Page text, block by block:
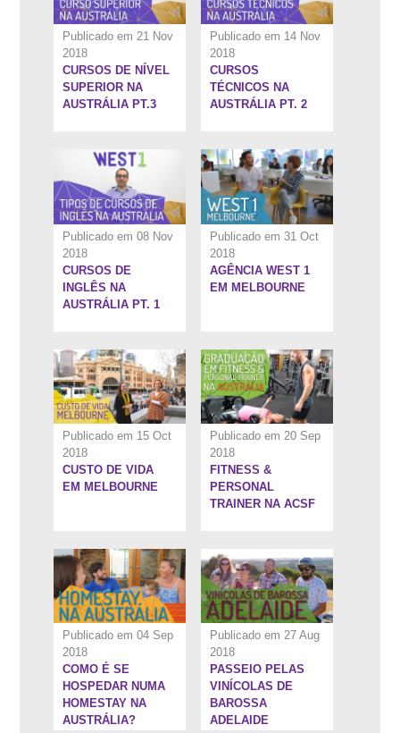
Publicado em 21 Nov
2018
CURSOS DE NÍVEL
SUPERIOR NA
AUSTRÁLIA PT.3
Publicado em 14 Nov
2018
CURSOS
TÉCNICOS NA
AUSTRÁLIA PT. 2
Publicado em 08 Nov
2018
CURSOS DE
INGLÊS NA
AUSTRÁLIA PT. 1
Publicado em 31 Oct
2018
AGÊNCIA WEST 1
EM MELBOURNE
Publicado em 15 Oct
2018
CUSTO DE VIDA
EM MELBOURNE
Publicado em 20 Sep
2018
5:34''
FITNESS &
PERSONAL
TRAINER NA ACSF
Publicado em 04 Sep
2018
7:22''
COMO É SE
HOSPEDAR NUMA
HOMESTAY NA
AUSTRÁLIA?
Publicado em 27 Aug
2018
PASSEIO PELAS
VINÍCOLAS DE
BAROSSA
ADELAIDE
8:0''